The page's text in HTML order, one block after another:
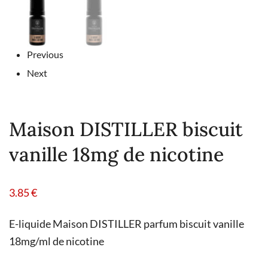
Previous
Next
Maison DISTILLER biscuit
vanille 18mg de nicotine
3.85€
E-liquide Maison DISTILLER parfum biscuit vanille
18mg/ml de nicotine